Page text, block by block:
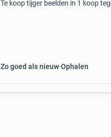
Te koop tijger beelden in 1 koop
Zo goed als nieuw Ophalen